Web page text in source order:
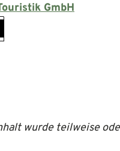
GmbH
wurde teilweise